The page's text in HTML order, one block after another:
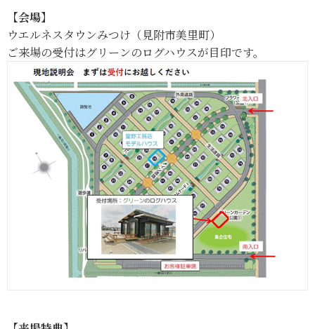
【会場】
ウエルネスタウンみつけ（見附市美里町）
ご来場の受付はグリーンのログハウスが目印です。